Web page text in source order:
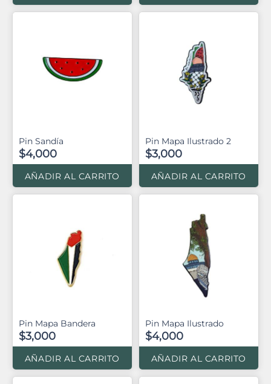
Pin Sandía
$4,000
AÑADIR AL CARRITO
Pin Mapa Ilustrado 2
$3,000
AÑADIR AL CARRITO
Pin Mapa Bandera
$3,000
AÑADIR AL CARRITO
Pin Mapa Ilustrado
$4,000
AÑADIR AL CARRITO